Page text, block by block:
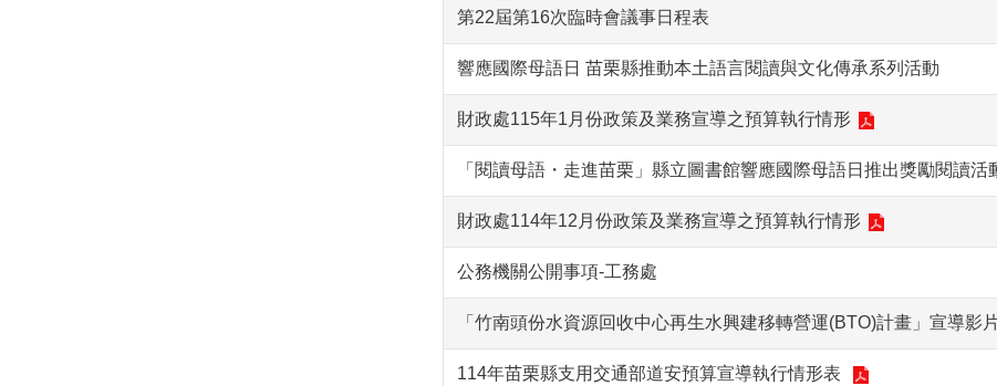
第22屆第16次臨時會議事日程表
響應國際母語日 苗栗縣推動本土語言閱讀與文化傳承系列活動
財政處115年1月份政策及業務宣導之預算執行情形
「閱讀母語・走進苗栗」縣立圖書館響應國際母語日推出獎勵閱讀活
財政處114年12月份政策及業務宣導之預算執行情形
公務機關公開事項-工務處
「竹南頭份水資源回收中心再生水興建移轉營運(BTO)計畫」宣導影
114年苗栗縣支用交通部道安預算宣導執行情形表